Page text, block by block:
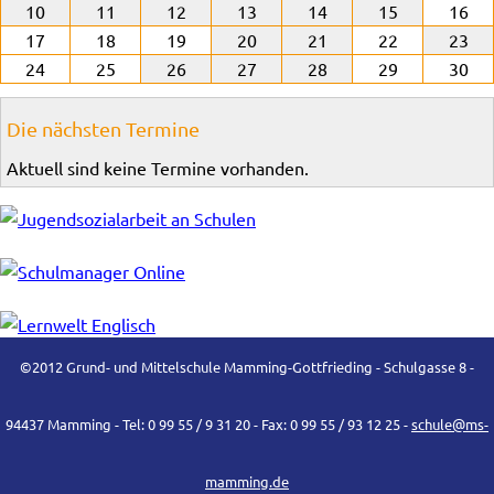
10
11 12 13 14 15
16
17
18 19 20 21 22
23
24
25 26 27 28 29 30
Die nächsten Termine
Aktuell sind keine Termine vorhanden.
©2012 Grund- und Mittelschule Mamming-Gottfrieding - Schulgasse 8 -
94437 Mamming - Tel: 0 99 55 / 9 31 20 - Fax: 0 99 55 / 93 12 25 -schule@ms-
mamming.de